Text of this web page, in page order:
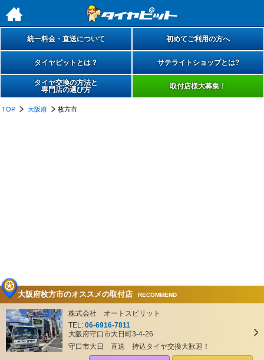
h
統一料金・直送について 初めてご利用の方へ
タイヤピットとは？ サテライトショップとは?
タイヤ交換の方法と
専門店の選び方
取付店様大募集！
TOP 大阪府 枚方市
大阪府枚方市のオススメの取付店 RECOMMEND
株式会社 オートスピリット
TEL: 06-6916-7811
大阪府守口市大日町3-4-26
守口市大日 直送 持込タイヤ交換大歓迎！